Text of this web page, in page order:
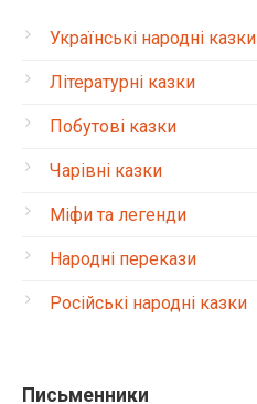
Українські народні казки
Літературні казки
Побутові казки
Чарівні казки
Міфи та легенди
Народні перекази
Російські народні казки
Письменники